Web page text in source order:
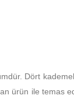
Dört
ürün ile temas